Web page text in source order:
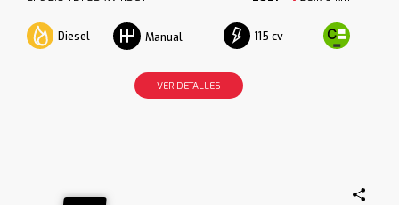
Diesel Manual 115 cv
VER DETALLES